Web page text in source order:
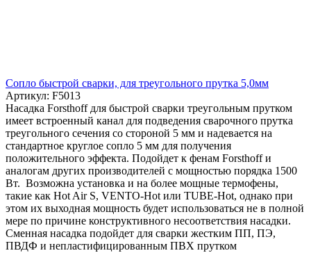
Cопло быстрой сварки, для треугольного прутка 5,0мм
Артикул: F5013
Насадка Forsthoff для быстрой сварки треугольным прутком
имеет встроенный канал для подведения сварочного прутка
треугольного сечения со стороной 5 мм и надевается на
стандартное круглое сопло 5 мм для получения
положительного эффекта. Подойдет к фенам Forsthoff и
аналогам других производителей с мощностью порядка 1500
Вт. Возможна установка и на более мощные термофены,
такие как Hot Air S, VENTO-Hot или TUBE-Hot, однако при
этом их выходная мощность будет использоваться не в полной
мере по причине конструктивного несоответствия насадки.
Сменная насадка подойдет для сварки жестким ПП, ПЭ,
ПВДФ и непластифицированным ПВХ прутком